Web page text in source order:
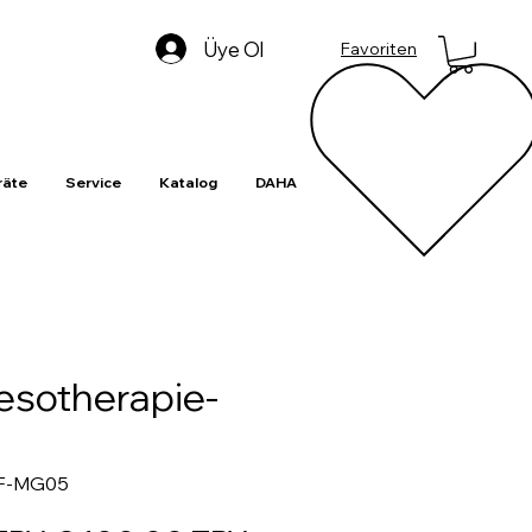
Üye Ol Favoriten
Service Katalog DAHA
MG05